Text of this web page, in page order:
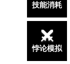
技能消耗
悖论模拟